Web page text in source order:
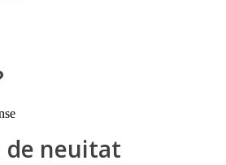
de neuitat